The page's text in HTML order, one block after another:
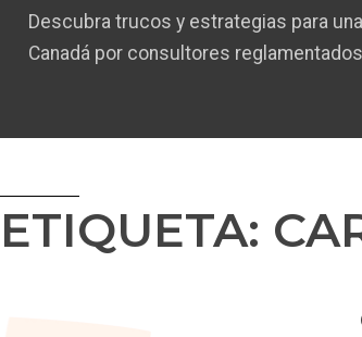
Descubra trucos y estrategias para
Canadá por consultores
ETIQUETA: